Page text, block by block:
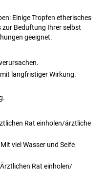
Einige Tropfen etherisches
zur Beduftung Ihrer selbst
geeignet.
langfristiger Wirkung.
Rat einholen/ärztliche
Mit viel Wasser und Seife
Rat einholen/